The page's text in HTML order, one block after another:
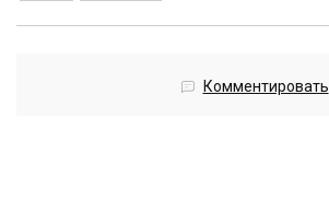
Комментировать